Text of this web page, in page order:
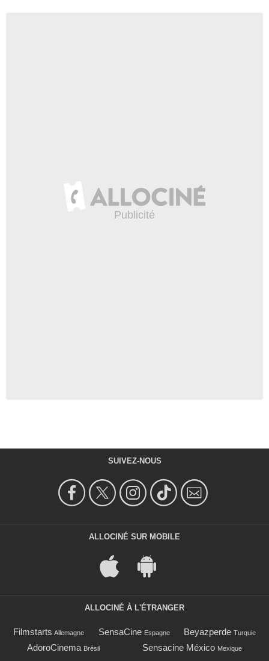
SUIVEZ-NOUS
ALLOCINÉ SUR MOBILE
ALLOCINÉ À L'ÉTRANGER
Filmstarts Allemagne SensaCine Espagne Beyazperde Turquie
AdoroCinema Brésil Sensacine México Mexique